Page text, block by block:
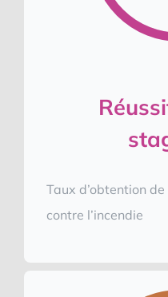
Taux d’obtention
contre l’incendie